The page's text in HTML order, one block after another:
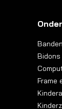
Banden
Bidons
Frame